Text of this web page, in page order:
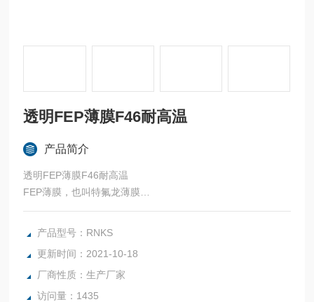
透明FEP薄膜F46耐高温
产品简介
透明FEP薄膜F46耐高温
FEP薄膜，也叫特氟龙薄膜
规格厚度请详细咨询
产品特性：
环保；
2、具有不粘性,疏水, 疏油:水接触角 θ=114о 电可靠性，高绝
缘，不漏电；
产品型号：RNKS
更新时间：2021-10-18
厂商性质：生产厂家
访问量：1435